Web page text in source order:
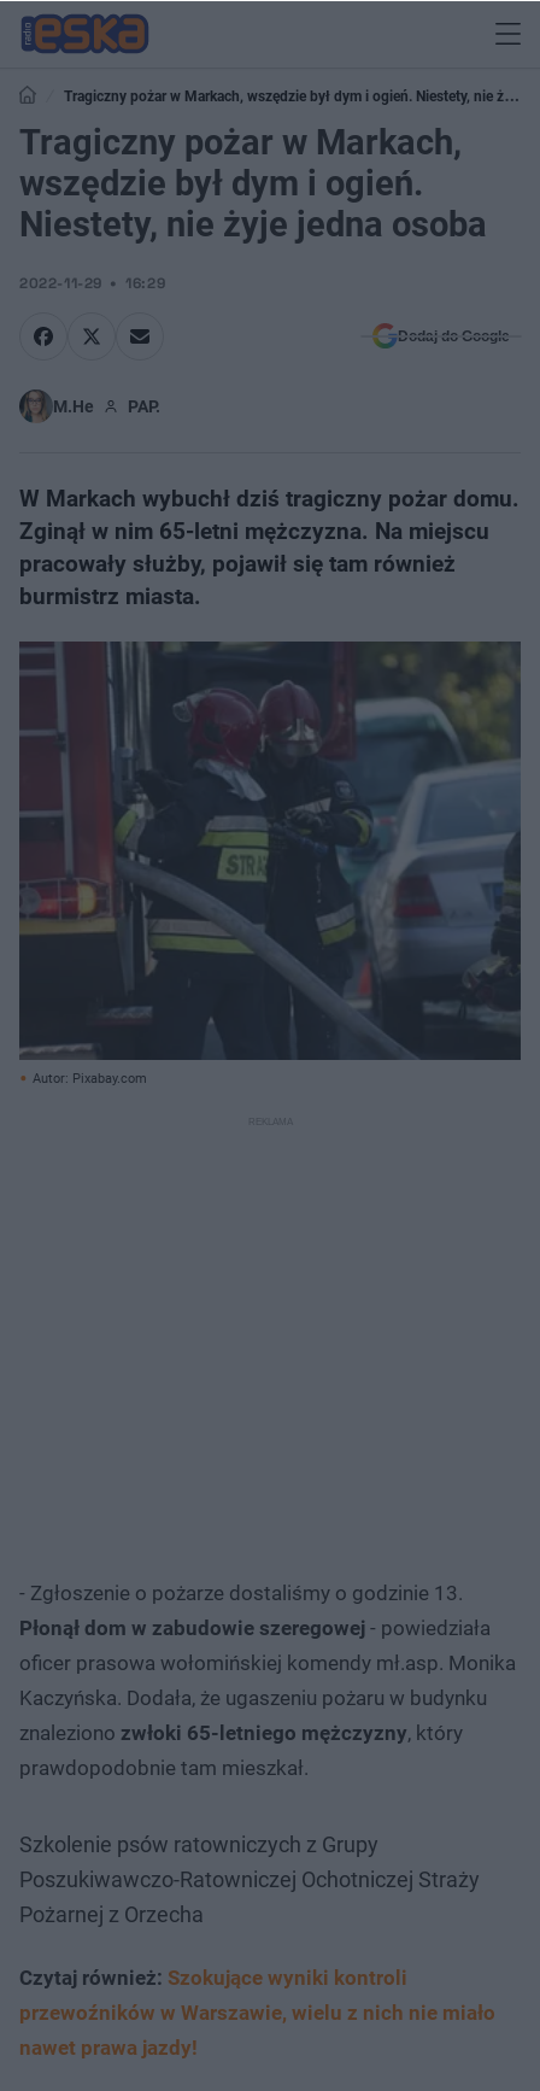
Tragiczny pożar w Markach, wszędzie był dym i ogień. Niestety, nie żyje
jedna osoba
Tragiczny pożar w Markach,
wszędzie był dym i ogień.
Niestety, nie żyje jedna osoba
2022-11-29 16:29
Dodaj do Google
M.He PAP.
W Markach wybuchł dziś tragiczny pożar domu.
Zginął w nim 65-letni mężczyzna. Na miejscu
pracowały służby, pojawił się tam również
burmistrz miasta.
Autor: Pixabay.com
- Zgłoszenie o pożarze dostaliśmy o godzinie 13.
Płonął dom w zabudowie szeregowej - powiedziała
oficer prasowa wołomińskiej komendy mł.asp. Monika
Kaczyńska. Dodała, że ugaszeniu pożaru w budynku
znaleziono zwłoki 65-letniego mężczyzny, który
prawdopodobnie tam mieszkał.
Szkolenie psów ratowniczych z Grupy
Poszukiwawczo-Ratowniczej Ochotniczej Straży
Pożarnej z Orzecha
Czytaj również: Szokujące wyniki kontroli
przewoźników w Warszawie, wielu z nich nie miało
nawet prawa jazdy!